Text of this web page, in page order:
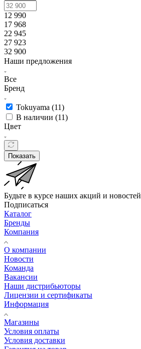
12 990
17 968
22 945
27 923
32 900
Наши предложения
Все
Бренд
Tokuyama (11)
В наличии (11)
Цвет
Показать
Будьте в курсе наших акций и новостей
Подписаться
Каталог
Бренды
Компания
О компании
Новости
Команда
Вакансии
Наши дистрибьюторы
Лицензии и сертификаты
Информация
Магазины
Условия оплаты
Условия доставки